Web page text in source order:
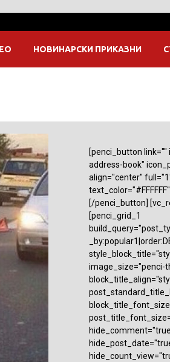
НОВИНАРСКИ ПРИКАЗНИ
[penci_button
address-book"
align="center"
[/penci_button]
[penci_grid_1
image_size="penci-